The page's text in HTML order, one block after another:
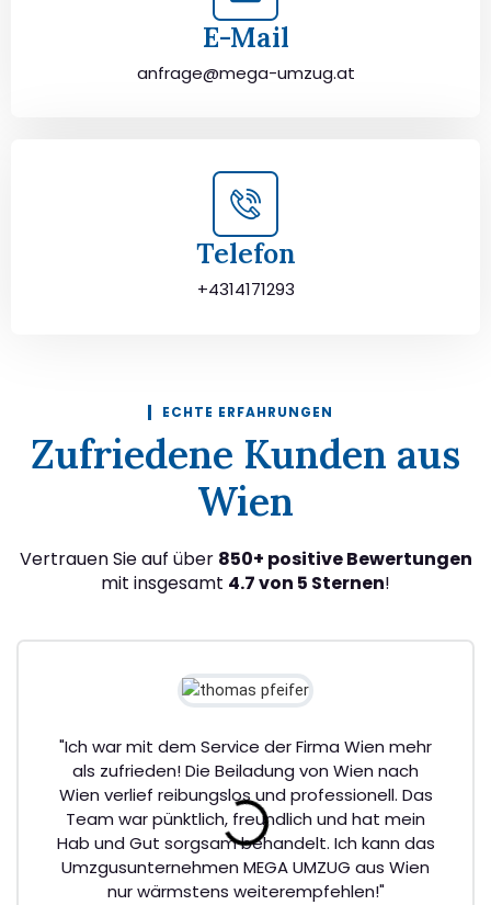
E-Mail
anfrage@mega-umzug.at
Telefon
+4314171293
ECHTE ERFAHRUNGEN
Zufriedene Kunden aus
Wien
Vertrauen Sie auf über 850+ positive Bewertungen
mit insgesamt 4.7 von 5 Sternen!
"Ich war mit dem Service der Firma Wien mehr
als zufrieden! Die Beiladung von Wien nach
Wien verlief reibungslos und professionell. Das
Team war pünktlich, freundlich und hat mein
Hab und Gut sorgsam behandelt. Ich kann das
Umzgusunternehmen MEGA UMZUG aus Wien
nur wärmstens weiterempfehlen!"